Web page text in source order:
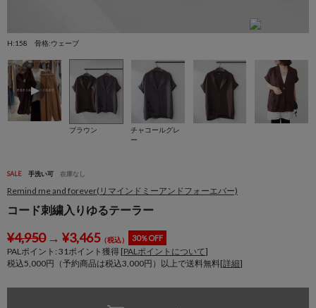
H:158 骨格:ウェーブ
ブラウン
チャコールグレ
ー
SALE 手洗い可 在庫なし
Remind me and forever(リマインドミーアンドフォーエバー)
コード刺繍入りゆるテーラー
¥4,950→ ¥3,465（税込） 30％OFF
PALポイント: 31ポイント獲得 [PALポイントについて]
税込5,000円（予約商品は税込3,000円）以上で送料無料[詳細]